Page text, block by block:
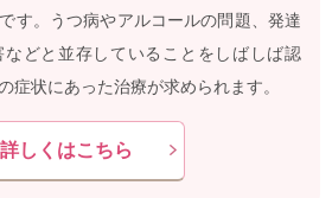
す。うつ病やアルコールの問題、発達
どと並存していることをしばしば認
症状にあった治療が求められます。
詳しくはこちら